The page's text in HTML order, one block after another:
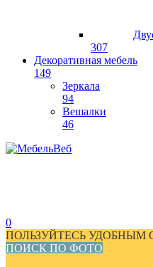
307
Декоративная мебель
149
Зеркала
94
Вешалки
46
0
ПОЛЬЗУЙТЕСЬ УДОБНЫМ
ПОИСК ПО ФОТО